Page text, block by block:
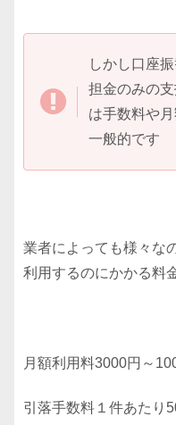
しかし口座
担金のみの
は手数料や
一般的です
業者によっても様々な
利用するのにかかる料
月額利用料3000円～
引落手数料１件あたり